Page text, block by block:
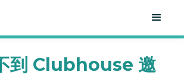
到 Clubhouse 邀